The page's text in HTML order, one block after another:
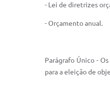
- Lei de diretrizes
- Orçamento anual.
Parágrafo Único -
para a eleição de